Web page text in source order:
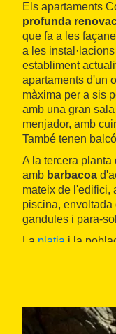
Els apartaments
profunda
que fa a les
a les
establiment
apartaments d'un
màxima per a sis
amb una gran
menjador, amb
També tenen
A la tercera
amb barbacoa
mateix de l'edifici,
piscina,
gandules i para-
La platja i la
oferta comercial,